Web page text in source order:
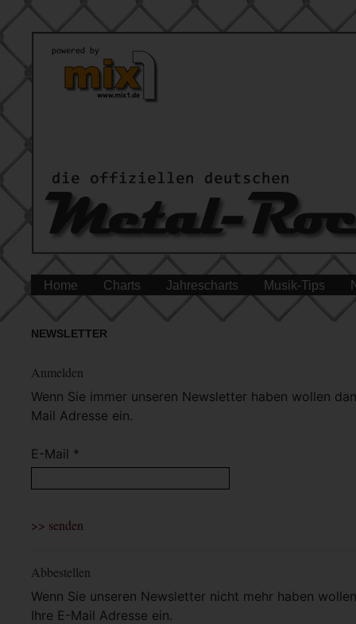
Home Charts Jahrescharts Musik-Tips
NEWSLETTER
Anmelden
Wenn Sie immer unseren Newsletter haben wollen
Mail Adresse ein.
E-Mail *
Abbestellen
Wenn Sie unseren Newsletter nicht mehr haben
Ihre E-Mail Adresse ein.